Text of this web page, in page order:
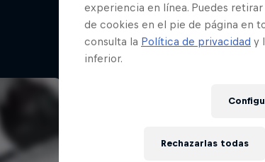
Más
experiencia en línea. Puedes
de cookies en el pie de página en
consulta la Política de privacidad y
inferior.
Rechazarlas todas